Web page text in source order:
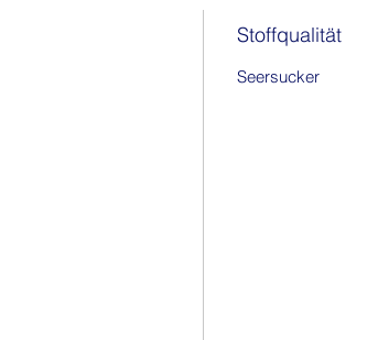
Stoffqualität
Seersucker